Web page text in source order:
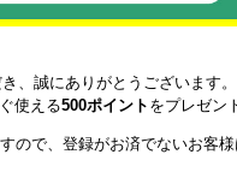
、誠にありがとうございます。
使える500ポイント をプレゼン
ので、登録がお済でないお客